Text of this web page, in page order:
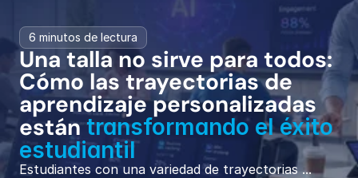
6 minutos de lectura
Una talla no sirve para todos:
Cómo las trayectorias de
aprendizaje personalizadas
están transformando el éxito
estudiantil
Estudiantes con una variedad de trayectorias ...